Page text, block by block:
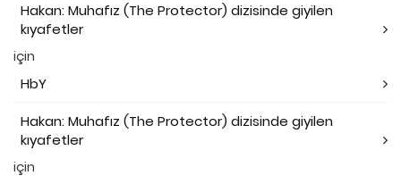
Hakan: Muhafız (The Protector) dizisinde giyilen
kıyafetler
için
HbY
Hakan: Muhafız (The Protector) dizisinde giyilen
kıyafetler
için